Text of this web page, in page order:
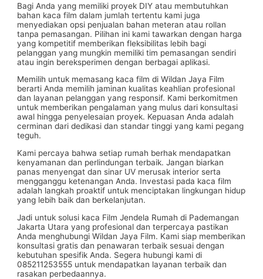
Bagi Anda yang memiliki proyek DIY atau membutuhkan
bahan kaca film dalam jumlah tertentu kami juga
menyediakan opsi penjualan bahan meteran atau rollan
tanpa pemasangan. Pilihan ini kami tawarkan dengan harga
yang kompetitif memberikan fleksibilitas lebih bagi
pelanggan yang mungkin memiliki tim pemasangan sendiri
atau ingin bereksperimen dengan berbagai aplikasi.
Memilih untuk memasang kaca film di Wildan Jaya Film
berarti Anda memilih jaminan kualitas keahlian profesional
dan layanan pelanggan yang responsif. Kami berkomitmen
untuk memberikan pengalaman yang mulus dari konsultasi
awal hingga penyelesaian proyek. Kepuasan Anda adalah
cerminan dari dedikasi dan standar tinggi yang kami pegang
teguh.
Kami percaya bahwa setiap rumah berhak mendapatkan
kenyamanan dan perlindungan terbaik. Jangan biarkan
panas menyengat dan sinar UV merusak interior serta
mengganggu ketenangan Anda. Investasi pada kaca film
adalah langkah proaktif untuk menciptakan lingkungan hidup
yang lebih baik dan berkelanjutan.
Jadi untuk solusi kaca Film Jendela Rumah di Pademangan
Jakarta Utara yang profesional dan terpercaya pastikan
Anda menghubungi Wildan Jaya Film. Kami siap memberikan
konsultasi gratis dan penawaran terbaik sesuai dengan
kebutuhan spesifik Anda. Segera hubungi kami di
085211253555 untuk mendapatkan layanan terbaik dan
rasakan perbedaannya.